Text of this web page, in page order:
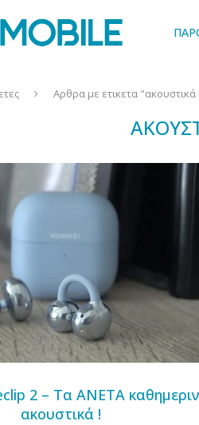
Αρθρα με ετικετα "ακουστικά
2 – Τα ΑΝΕΤΑ
ακουστικά !